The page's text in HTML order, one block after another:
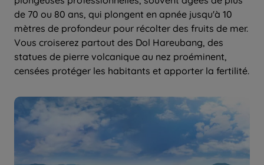
de 70 ou 80 ans, qui plongent en apnée jusqu'à 10
mètres de profondeur pour récolter des fruits de mer.
Vous croiserez partout des Dol Hareubang, des
statues de pierre volcanique au nez proéminent,
censées protéger les habitants et apporter la fertilité.